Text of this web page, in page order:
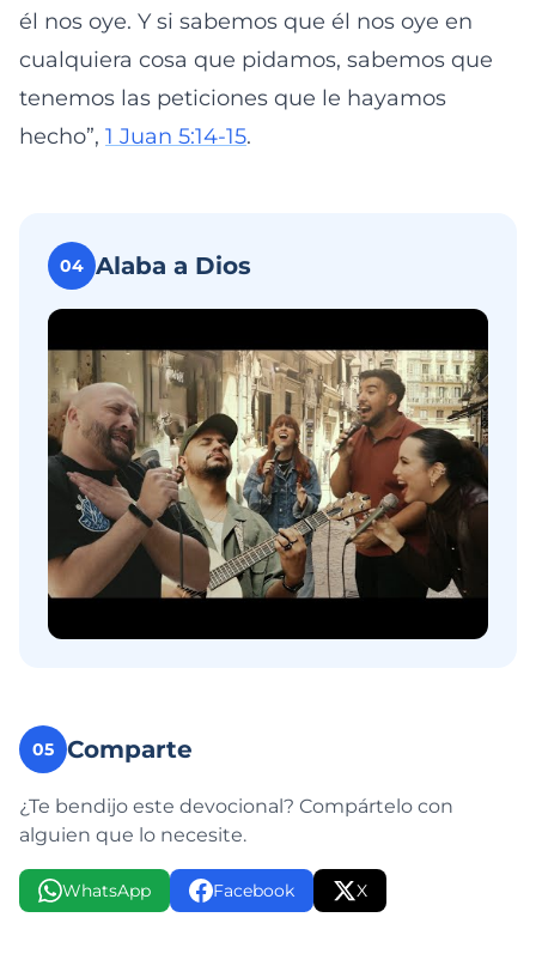
él nos oye. Y si sabemos que él nos oye en
cualquiera cosa que pidamos, sabemos que
tenemos las peticiones que le hayamos
hecho”, 1 Juan 5:14-15.
04 Alaba a Dios
05 Comparte
¿Te bendijo este devocional? Compártelo con
alguien que lo necesite.
WhatsApp Facebook X